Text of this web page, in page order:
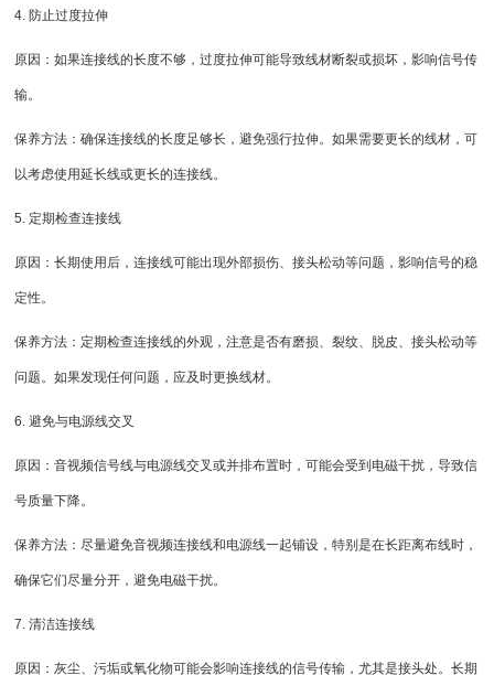
4. 防止过度拉伸
原因：如果连接线的长度不够，过度拉伸可能导致线材断裂或损坏，影响信号传
输。
保养方法：确保连接线的长度足够长，避免强行拉伸。如果需要更长的线材，可
以考虑使用延长线或更长的连接线。
5. 定期检查连接线
原因：长期使用后，连接线可能出现外部损伤、接头松动等问题，影响信号的稳
定性。
保养方法：定期检查连接线的外观，注意是否有磨损、裂纹、脱皮、接头松动等
问题。如果发现任何问题，应及时更换线材。
6. 避免与电源线交叉
原因：音视频信号线与电源线交叉或并排布置时，可能会受到电磁干扰，导致信
号质量下降。
保养方法：尽量避免音视频连接线和电源线一起铺设，特别是在长距离布线时，
确保它们尽量分开，避免电磁干扰。
7. 清洁连接线
原因：灰尘、污垢或氧化物可能会影响连接线的信号传输，尤其是接头处。长期